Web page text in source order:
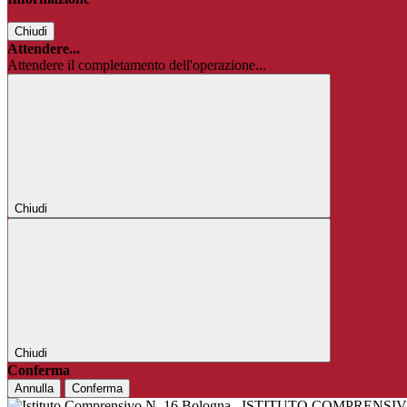
Chiudi
Attendere...
Attendere il completamento dell'operazione...
Chiudi
Chiudi
Conferma
Annulla Conferma